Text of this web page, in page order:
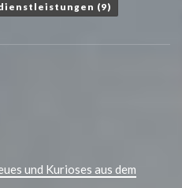
(9)
und Kurioses aus dem